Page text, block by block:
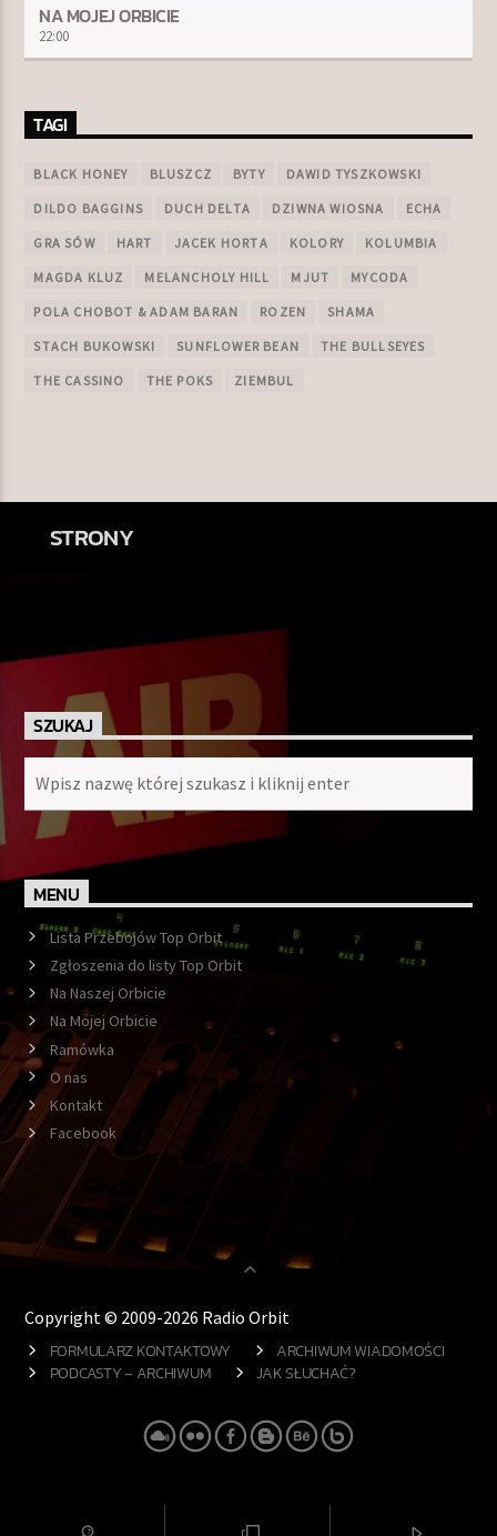
NA MOJEJ ORBICIE
22:00
TAGI
BLACK HONEY BLUSZCZ BYTY DAWID TYSZKOWSKI
DILDO BAGGINS DUCH DELTA DZIWNA WIOSNA ECHA
GRA SÓW HART JACEK HORTA KOLORY KOLUMBIA
MAGDA KLUZ MELANCHOLY HILL MJUT MYCODA
POLA CHOBOT & ADAM BARAN ROZEN SHAMA
STACH BUKOWSKI SUNFLOWER BEAN THE BULLSEYES
THE CASSINO THE POKS ZIEMBUL
STRONY
SZUKAJ
MENU
Lista Przebojów Top Orbit
Zgłoszenia do listy Top Orbit
Na Naszej Orbicie
Na Mojej Orbicie
Ramówka
O nas
Kontakt
Facebook
Copyright © 2009-2026 Radio Orbit
FORMULARZ KONTAKTOWY
ARCHIWUM WIADOMOŚCI
PODCASTY – ARCHIWUM
JAK SŁUCHAĆ?